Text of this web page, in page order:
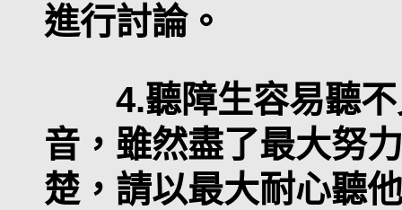
進行討論。
4.聽障生容易聽不
音，雖然盡了最大努
楚，請以最大耐心聽